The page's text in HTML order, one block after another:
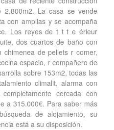
2.800m2. La casa se vende
con amplias y se acompaña
Los reyes de t t t e érieur
dos cuartos de baño con
de pellets r comer,
espacio, r compañero de
sobre 153m2, todas las
climalit, alarma con
cercada con
a 315.000€. Para saber más
de alojamiento, su
está a su disposición.